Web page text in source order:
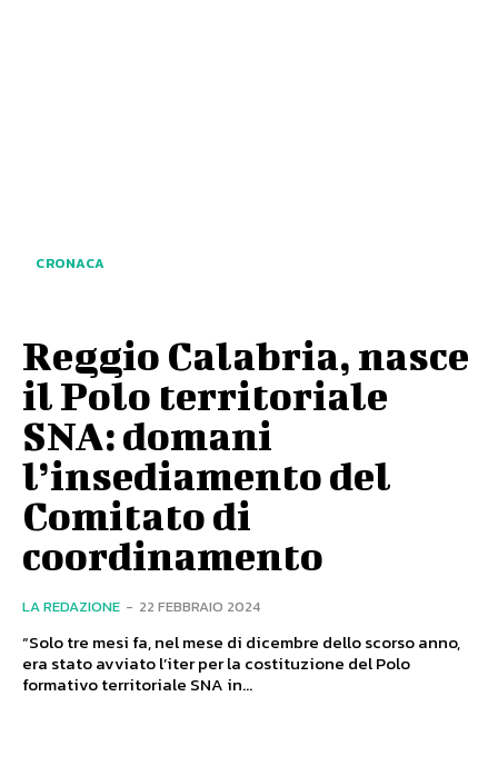
CRONACA
Reggio Calabria, nasce
il Polo territoriale
SNA: domani
l’insediamento del
Comitato di
coordinamento
LA REDAZIONE - 22 FEBBRAIO 2024
“Solo tre mesi fa, nel mese di dicembre dello scorso anno,
era stato avviato l’iter per la costituzione del Polo
formativo territoriale SNA in...